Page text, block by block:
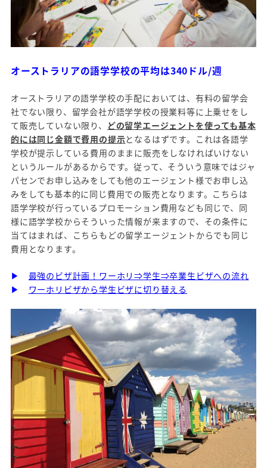
オーストラリアの語学学校の平均は340ドル/週
オーストラリアの語学学校の手配においては、有料の留学会
社でない限り、留学会社が語学学校の授業料等に上乗せをし
て販売していない限り、 どの留学エージェントを使っても基本
的には同じ金額で費用の提示となるはずです。これは各語学
学校が提示している費用のままに販売をしなければいけない
というルールがあるからです。従って、そういう意味ではジャ
パセンでお申し込みをしても他のエージェント様でお申し込
みをしても基本的に同じ費用での販売となります。こちらは
語学学校が行っているプロモーション費用なども同じで、同
様に語学学校からそういった情報が来ますので、その条件に
当てはまれば、こちらもどの留学エージェントからでも同じ
費用となります。
▶
最強のビザ計画！ワーホリ⇒学生⇒卒業生ビザへの流れ
▶
ワーホリビザから学生ビザに切り替える